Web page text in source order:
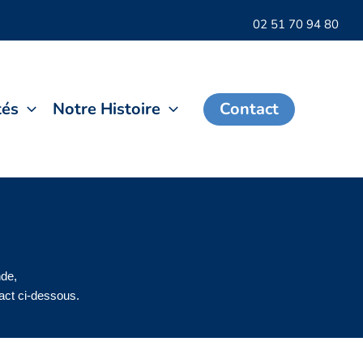
02 51 70 94 80
Notre Histoire Contact
ci-dessous.